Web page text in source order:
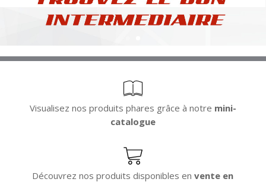
Visualisez nos produits phares grâce à notre mini-
catalogue
Découvrez nos produits disponibles envente en